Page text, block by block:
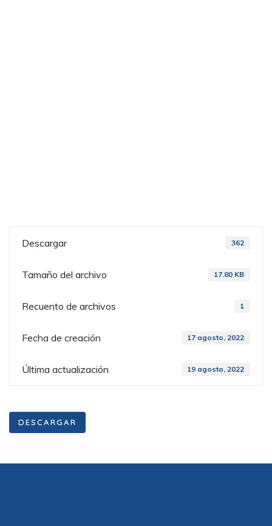
Descargar 362
Tamaño del archivo 17.80 KB
Recuento de archivos 1
Fecha de creación 17 agosto, 2022
Última actualización 19 agosto, 2022
DESCARGAR